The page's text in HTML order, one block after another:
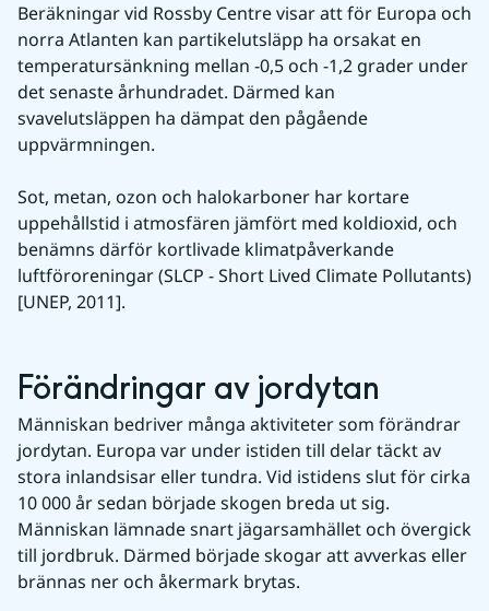
Beräkningar vid Rossby Centre visar att för Europa och
norra Atlanten kan partikelutsläpp ha orsakat en
temperatursänkning mellan -0,5 och -1,2 grader under
det senaste århundradet. Därmed kan
svavelutsläppen ha dämpat den pågående
uppvärmningen.
Sot, metan, ozon och halokarboner har kortare
uppehållstid i atmosfären jämfört med koldioxid, och
benämns därför kortlivade klimatpåverkande
luftföroreningar (SLCP - Short Lived Climate Pollutants)
[UNEP, 2011].
Förändringar av jordytan
Människan bedriver många aktiviteter som förändrar
jordytan. Europa var under istiden till delar täckt av
stora inlandsisar eller tundra. Vid istidens slut för cirka
10 000 år sedan började skogen breda ut sig.
Människan lämnade snart jägarsamhället och övergick
till jordbruk. Därmed började skogar att avverkas eller
brännas ner och åkermark brytas.